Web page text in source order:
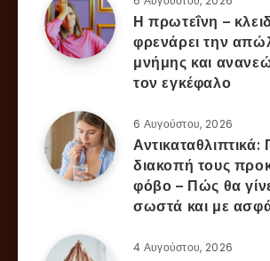
Η πρωτεΐνη –
φρενάρει την
μνήμης και
τον εγκέφαλο
6 Αυγούστου, 2026
Αντικαταθλιπτικά:
διακοπή τους
φόβο – Πώς θα
σωστά και με
4 Αυγούστου, 2026